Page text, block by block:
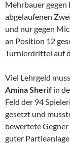
Mehrbauer gegen
abgelaufenen
und nur gegen
an Position 12
Turnierdrittel auf
Viel Lehrgeld
Amina Sherif in
Feld der 94
gesetzt und
bewertete
guter